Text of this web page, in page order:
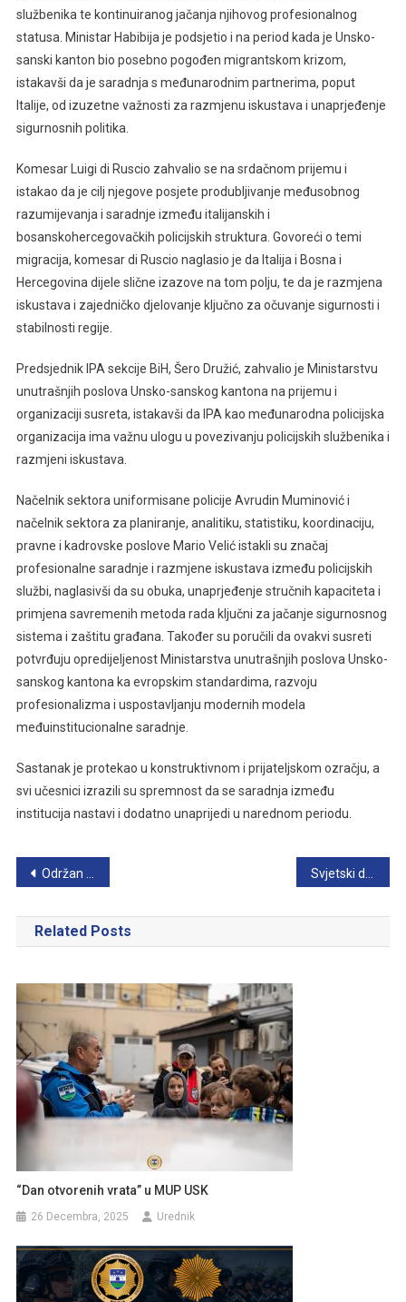
službenika te kontinuiranog jačanja njihovog profesionalnog
statusa. Ministar Habibija je podsjetio i na period kada je Unsko-
sanski kanton bio posebno pogođen migrantskom krizom,
istakavši da je saradnja s međunarodnim partnerima, poput
Italije, od izuzetne važnosti za razmjenu iskustava i unaprjeđenje
sigurnosnih politika.
Komesar Luigi di Ruscio zahvalio se na srdačnom prijemu i
istakao da je cilj njegove posjete produbljivanje međusobnog
razumijevanja i saradnje između italijanskih i
bosanskohercegovačkih policijskih struktura. Govoreći o temi
migracija, komesar di Ruscio naglasio je da Italija i Bosna i
Hercegovina dijele slične izazove na tom polju, te da je razmjena
iskustava i zajedničko djelovanje ključno za očuvanje sigurnosti i
stabilnosti regije.
Predsjednik IPA sekcije BiH, Šero Družić, zahvalio je Ministarstvu
unutrašnjih poslova Unsko-sanskog kantona na prijemu i
organizaciji susreta, istakavši da IPA kao međunarodna policijska
organizacija ima važnu ulogu u povezivanju policijskih službenika i
razmjeni iskustava.
Načelnik sektora uniformisane policije Avrudin Muminović i
načelnik sektora za planiranje, analitiku, statistiku, koordinaciju,
pravne i kadrovske poslove Mario Velić istakli su značaj
profesionalne saradnje i razmjene iskustava između policijskih
službi, naglasivši da su obuka, unaprjeđenje stručnih kapaciteta i
primjena savremenih metoda rada ključni za jačanje sigurnosnog
sistema i zaštitu građana. Također su poručili da ovakvi susreti
potvrđuju opredijeljenost Ministarstva unutrašnjih poslova Unsko-
sanskog kantona ka evropskim standardima, razvoju
profesionalizma i uspostavljanju modernih modela
međuinstitucionalne saradnje.
Sastanak je protekao u konstruktivnom i prijateljskom ozračju, a
svi učesnici izrazili su spremnost da se saradnja između
institucija nastavi i dodatno unaprijedi u narednom periodu.
Navigacija
članaka
Održan sastanak predstavnika MUP-a Unsko-sanskog kantona i Misije OSCE-a u Bosni i Hercegovini
Related Posts
“Dan otvorenih vrata” u MUP USK
26 Decembra, 2025 Urednik